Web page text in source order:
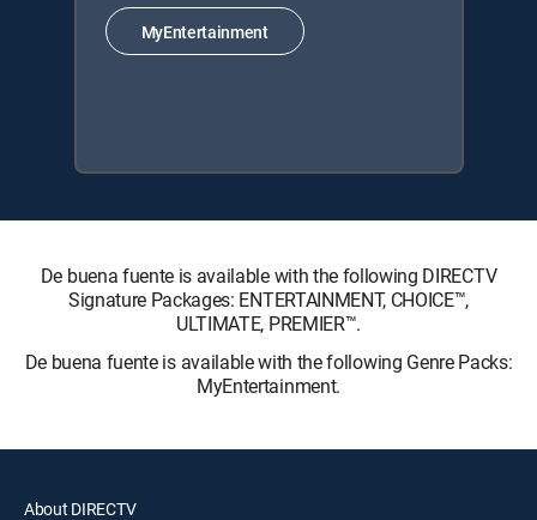
MyEntertainment
De buena fuente is available with the following DIRECTV
Signature Packages: ENTERTAINMENT, CHOICE™,
ULTIMATE, PREMIER™.
De buena fuente is available with the following Genre Packs:
MyEntertainment.
About DIRECTV